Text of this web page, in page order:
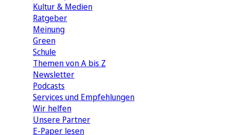
Kultur & Medien
Ratgeber
Meinung
Green
Schule
Themen von A bis Z
Newsletter
Podcasts
Services und Empfehlungen
Wir helfen
Unsere Partner
E-Paper lesen